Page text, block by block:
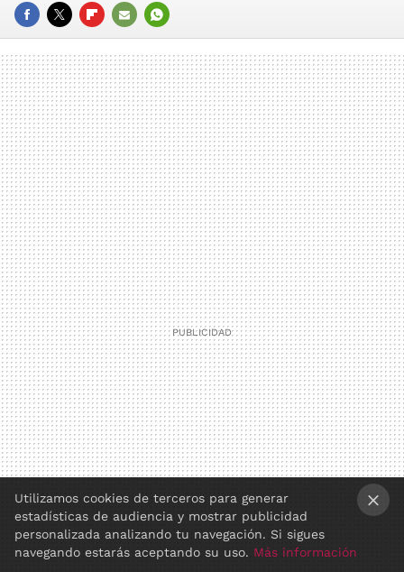
FACEBOOK
TWITTERFLIPBOARD
E-
MAIL
WHATSAPP
Utilizamos cookies de terceros para generar
estadísticas de audiencia y mostrar publicidad
personalizada analizando tu navegación. Si sigues
navegando estarás aceptando su uso. Más información